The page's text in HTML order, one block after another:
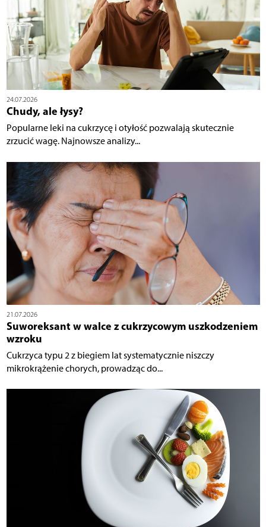
24.07.2026
Chudy, ale łysy?
Popularne leki na cukrzycę i otyłość pozwalają skutecznie
zrzucić wagę. Najnowsze analizy...
21.07.2026
Suworeksant w walce z cukrzycowym uszkodzeniem
wzroku
Cukrzyca typu 2 z biegiem lat systematycznie niszczy
mikrokrążenie chorych, prowadząc do...